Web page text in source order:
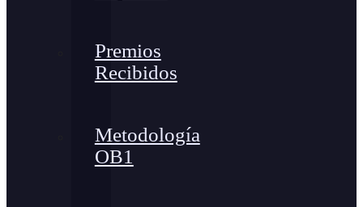
Premios
Recibidos
Metodología
OB1